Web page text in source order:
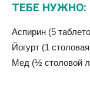
ТЕБЕ НУЖНО:
Аспирин (5
Йогурт (1
Мед (½ столовой